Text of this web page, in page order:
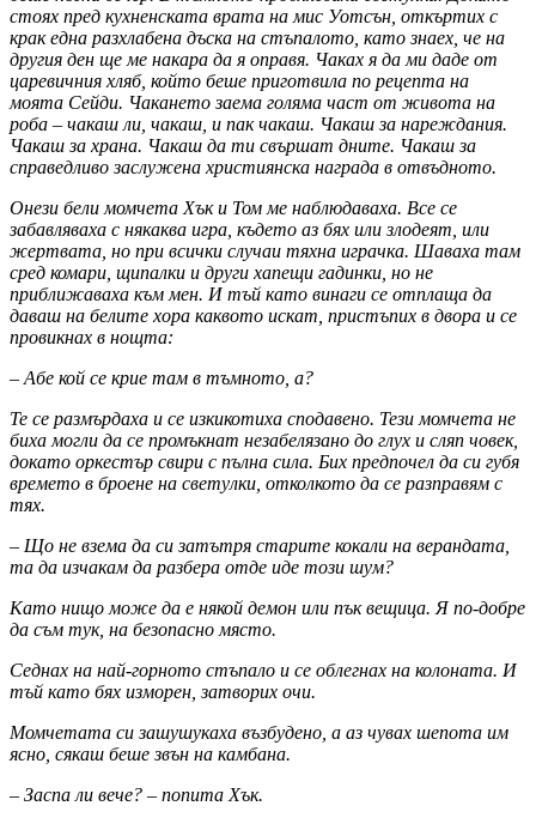
стоях пред кухненската врата на мис Уотсън, откъртих с
крак една разхлабена дъска на стъпалото, като знаех, че на
другия ден ще ме накара да я оправя. Чаках я да ми даде от
царевичния хляб, който беше приготвила по рецепта на
моята Сейди. Чакането заема голяма част от живота на
роба – чакаш ли, чакаш, и пак чакаш. Чакаш за нареждания.
Чакаш за храна. Чакаш да ти свършат дните. Чакаш за
справедливо заслужена християнска награда в отвъдното.
Онези бели момчета Хък и Том ме наблюдаваха. Все се
забавляваха с някаква игра, където аз бях или злодеят, или
жертвата, но при всички случаи тяхна играчка. Шаваха там
сред комари, щипалки и други хапещи гадинки, но не
приближаваха към мен. И тъй като винаги се отплаща да
даваш на белите хора каквото искат, пристъпих в двора и се
провикнах в нощта:
– Абе кой се крие там в тъмното, а?
Те се размърдаха и се изкикотиха сподавено. Тези момчета не
биха могли да се промъкнат незабелязано до глух и сляп човек,
докато оркестър свири с пълна сила. Бих предпочел да си губя
времето в броене на светулки, отколкото да се разправям с
тях.
– Що не взема да си затътря старите кокали на верандата,
та да изчакам да разбера отде иде този шум?
Като нищо може да е някой демон или пък вещица. Я по-добре
да съм тук, на безопасно място.
Седнах на най-горното стъпало и се облегнах на колоната. И
тъй като бях изморен, затворих очи.
Момчетата си зашушукаха възбудено, а аз чувах шепота им
ясно, сякаш беше звън на камбана.
– Заспа ли вече? – попита Хък.